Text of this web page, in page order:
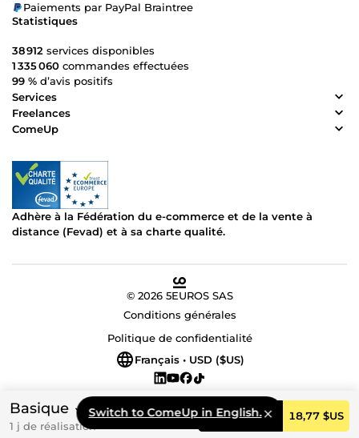
Basique
1 j de réalisation
Commander 18,77 $US
Switch to ComeUp in English.
Paiements par PayPal Braintree
Statistiques
38 912 services disponibles
1 335 060 commandes effectuées
99 % d’avis positifs
Services
Freelances
ComeUp
Adhère à la Fédération du e-commerce et de la vente à
distance (Fevad) et à sa charte qualité.
© 2026 5EUROS SAS
Conditions générales
Politique de confidentialité
Français • USD ($US)